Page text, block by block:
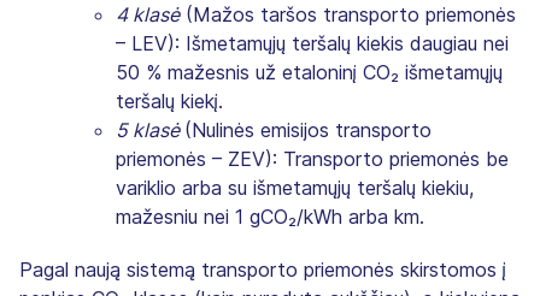
4 klasė(Mažos taršos transporto priemonės
– LEV): Išmetamųjų teršalų kiekis daugiau nei
50 % mažesnis už etaloninį CO₂ išmetamųjų
teršalų kiekį.
5 klasė (Nulinės emisijos transporto
priemonės – ZEV): Transporto priemonės be
variklio arba su išmetamųjų teršalų kiekiu,
mažesniu nei 1 gCO₂/kWh arba km.
Pagal naują sistemą transporto priemonės skirstomos į